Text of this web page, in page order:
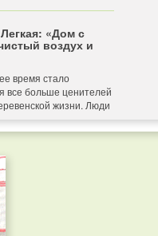
«Дом с
воздух и
время стало
все больше ценителей
жизни. Люди